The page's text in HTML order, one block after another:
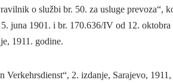
o službi br. 50. za usluge prevoza“,
juna 1901. i br. 170.636/IV od 12.
1911. godine.
2. izdanje, Sarajevo, 1911,